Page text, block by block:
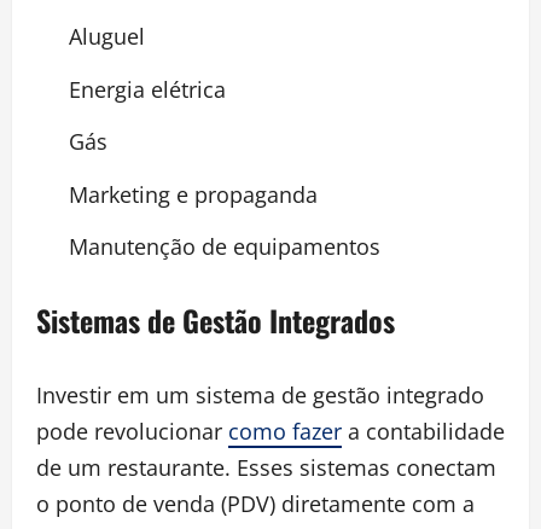
Aluguel
Energia elétrica
Gás
Marketing e propaganda
Manutenção de equipamentos
Sistemas de Gestão Integrados
Investir em um sistema de gestão integrado
pode revolucionar como fazer a contabilidade
de um restaurante. Esses sistemas conectam
o ponto de venda (PDV) diretamente com a